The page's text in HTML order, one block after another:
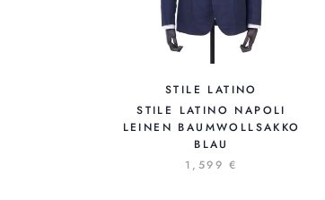
STILE LATINO
STILE LATINO NAPOLI
LEINEN BAUMWOLLSAKKO
BLAU
1,599 €